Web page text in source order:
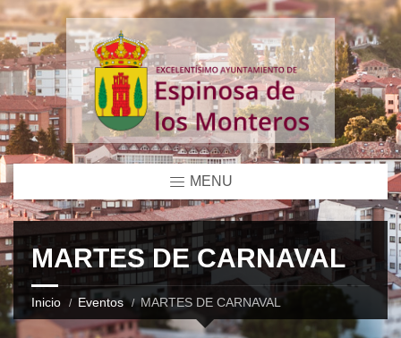
MENU
MARTES DE CARNAVAL
Inicio Eventos MARTES DE CARNAVAL